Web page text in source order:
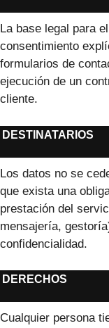
La base legal para
consentimiento
formularios de
ejecución de un
cliente.
DESTINATARIOS
Los datos no se
que exista una
prestación del
mensajería,
confidencialidad.
DERECHOS
Cualquier persona